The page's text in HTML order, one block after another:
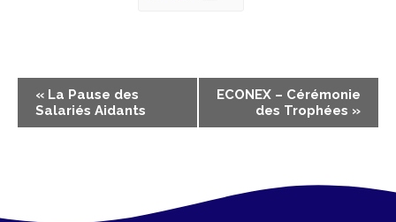
a
« La Pause des
Salariés Aidants
ECONEX – Cérémonie
des Trophées »